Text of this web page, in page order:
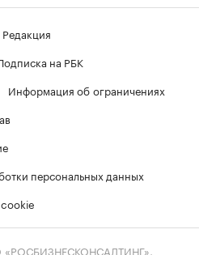
Редакция
на РБК
Информация об ограничениях
персональных данных